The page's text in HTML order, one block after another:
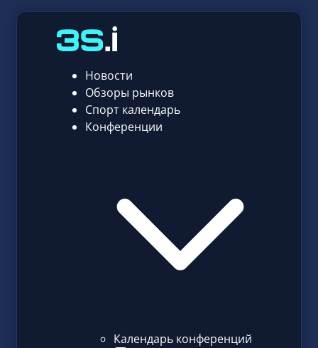
Новости
Обзоры рынков
Спорт календарь
Конференции
Календарь конференций